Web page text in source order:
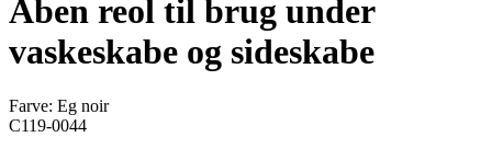
Åben reol til brug under
vaskeskabe og sideskabe
Farve: Eg noir
C119-0044